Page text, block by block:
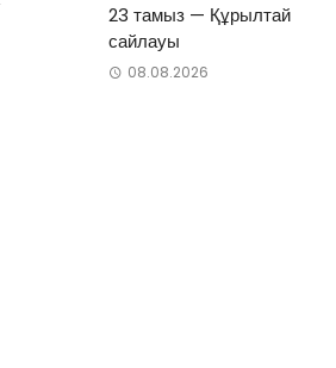
23 тамыз — Құрылтай
сайлауы
08.08.2026